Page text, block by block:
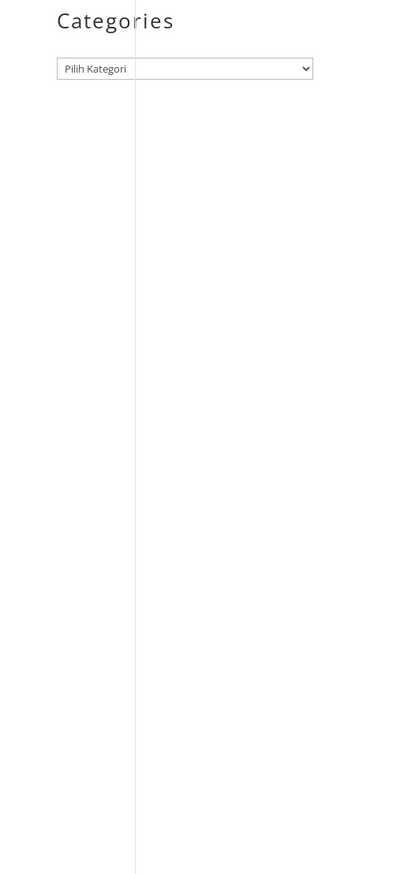
Categories
Kategori